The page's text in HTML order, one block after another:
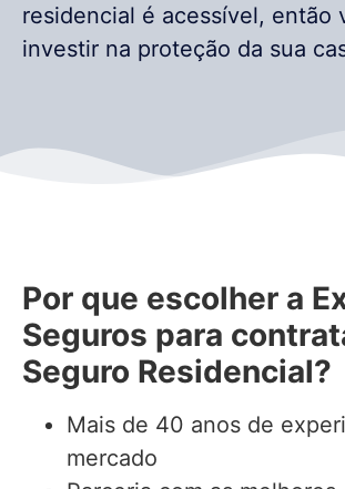
residencial é acessível, então
investir na proteção da sua
Por que escolher a
Seguros para
Seguro Residencial?
Mais de 40 anos de
mercado